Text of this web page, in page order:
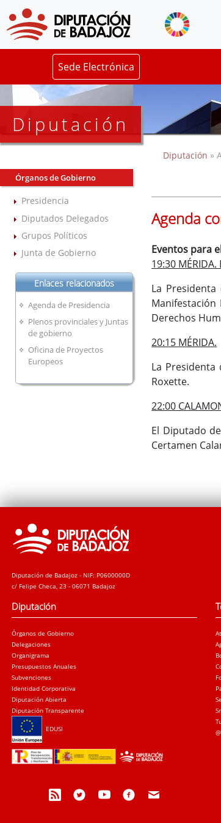
Sede Electrónica
Diputación
Órganos de Gobierno
Presidencia
Diputados Delegados
Grupos Políticos
Junta de Gobierno
Enlaces relacionados
Agenda de Presidencia
Plenos provinciales y Juntas
de gobierno
Oficina de Proyectos
Europeos
Diputación »
Agenda
Eventos para
19:30
La
Manifestación
Derechos
20:15 MÉRIDA.
La
Roxette.
22:00
El Diputado
Certamen
Diputación de Badajoz - NIF: P0600000D
c/ Felipe Checa, 23 - 06071 Badajoz
Diputación
Órganos de Gobierno
Delegaciones
Organigrama
Presupuestos Anuales
Subvenciones
Identidad Corporativa
Diputación Abierta
Diputación Transparente
EDUSI